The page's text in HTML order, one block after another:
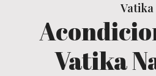
Vatika
Vatika